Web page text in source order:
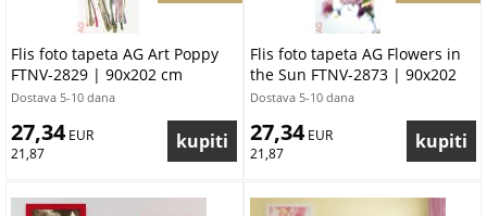
Flis foto tapeta AG Art Poppy
FTNV-2829 | 90x202 cm
Dostava 5-10 dana
27,34 EUR
21,87
Flis foto tapeta AG Flowers in
the Sun FTNV-2873 | 90x202
cm
Dostava 5-10 dana
27,34 EUR
21,87